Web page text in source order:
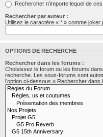
Rechercher n’importe lequel de
Rechercher par auteur :
Utilisez le caractère « * » comme joker
OPTIONS DE RECHERCHE
Rechercher dans les forums :
Choisissez le forum ou les forums
recherche. Les sous-forums sont
l’option ci-dessous « Rechercher dans